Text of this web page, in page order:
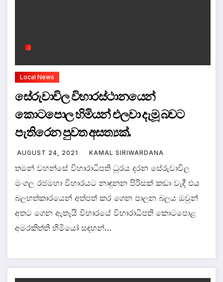
Local News
සේරුවාවිල විහාරස්ථානයෙන්
කොටපොල හිමියන් එලවා දැමූ බවට
පැතිරෙන පුවත අසත්‍යක්.
AUGUST 24, 2021 KAMAL SIRIWARDANA
තමන් වහන්සේ විහාරාධිපති ධූරය දරන සේරුවාවිල
මංගල රජමහා විහාරයට නාඳුනන පිරිසක් කඩා වැදී එය
බලහත්කාරයෙන් අත්පත් කර ගෙන පාලන බලය ඔවුන්
අතට ගෙන ඇතැයි විහාරයේ විහාරාධිපති කොටපොළ
අමරකිත්ති හිමියෝ සඳහන්…